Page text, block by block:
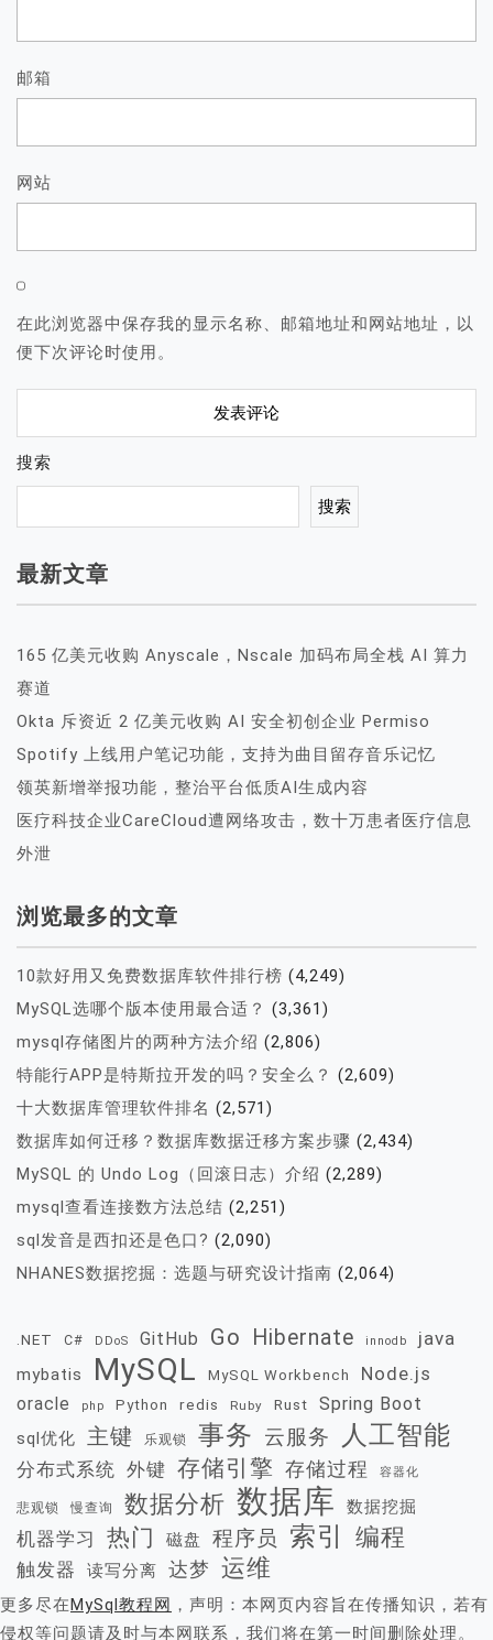
邮箱
网站
在此浏览器中保存我的显示名称、邮箱地址和网站地址，以
便下次评论时使用。
搜索
搜索
最新文章
165 亿美元收购 Anyscale，Nscale 加码布局全栈 AI 算力
赛道
Okta 斥资近 2 亿美元收购 AI 安全初创企业 Permiso
Spotify 上线用户笔记功能，支持为曲目留存音乐记忆
领英新增举报功能，整治平台低质AI生成内容
医疗科技企业CareCloud遭网络攻击，数十万患者医疗信息
外泄
浏览最多的文章
10款好用又免费数据库软件排行榜 (4,249)
MySQL选哪个版本使用最合适？ (3,361)
mysql存储图片的两种方法介绍 (2,806)
特能行APP是特斯拉开发的吗？安全么？ (2,609)
十大数据库管理软件排名 (2,571)
数据库如何迁移？数据库数据迁移方案步骤 (2,434)
MySQL 的 Undo Log（回滚日志）介绍 (2,289)
mysql查看连接数方法总结 (2,251)
sql发音是西扣还是色口? (2,090)
NHANES数据挖掘：选题与研究设计指南 (2,064)
.NET C# DDoS GitHub Go Hibernate innodb java
mybatis MySQL MySQL Workbench Node.js
oracle php Python redis Ruby Rust Spring Boot
sql优化 主键 乐观锁 事务 云服务 人工智能
分布式系统 外键 存储引擎 存储过程 容器化
悲观锁 慢查询 数据分析 数据库 数据挖掘
机器学习 热门 磁盘 程序员 索引 编程
触发器 读写分离 达梦 运维
更多尽在MySql教程网 ，声明：本网页内容旨在传播知识，若有
侵权等问题请及时与本网联系，我们将在第一时间删除处理。